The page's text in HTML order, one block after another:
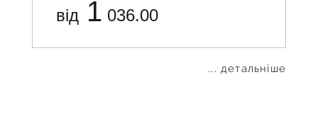
від 1 036.00
... детальніше